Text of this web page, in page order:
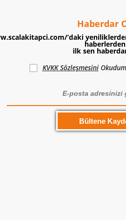
Haberdar
’daki
haberlerden
ilk sen
KVKK Sözleşmesini